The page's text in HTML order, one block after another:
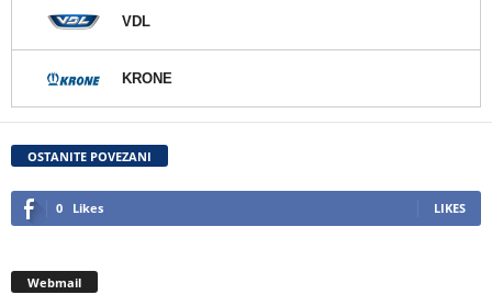
VDL
KRONE
OSTANITE POVEZANI
0 Likes LIKES
Webmail